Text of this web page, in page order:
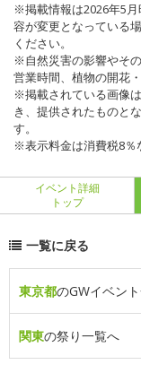
※掲載情報は2026年5
容が変更となっている
ください。
※自然災害の影響やそ
営業時間、植物の開花
※掲載されている画像
き、提供されたものと
す。
※表示料金は消費税8％
イベント詳細
トップ
一覧に戻る
東京都のGWイベン
関東の祭り一覧へ